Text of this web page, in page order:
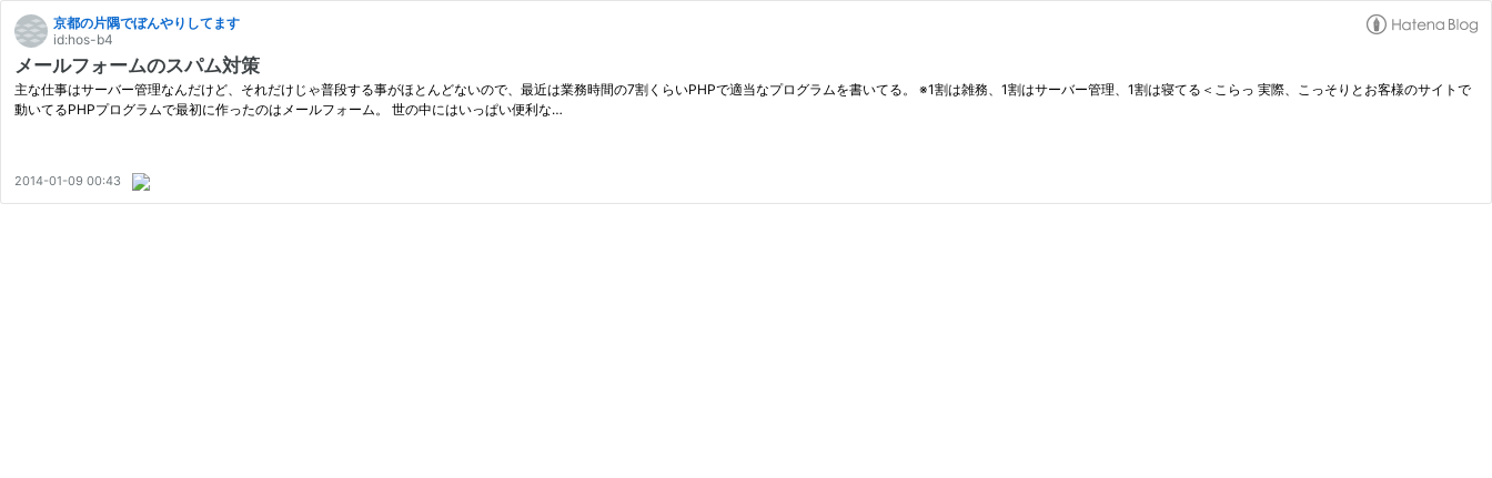
京都の片隅でぼんやりしてます
id:hos-b4
メールフォームのスパム対策
主な仕事はサーバー管理なんだけど、それだけじゃ普段する事がほとんどないので、最近は業務時間の7割くらいPHPで適当なプログラムを書いてる。 ※1割は雑務、1割はサーバー管理、1割は寝てる＜こらっ 実際、こっそりとお客様のサイトで
動いてるPHPプログラムで最初に作ったのはメールフォーム。 世の中にはいっぱい便利な…
2014-01-09 00:43